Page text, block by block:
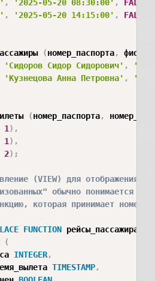
, '2025-05-20 08:30:00' , FALSE
, '2025-05-20 14:15:00' , FALSE
(номер_паспорта, фио
'Сидоров Сидор Сидорович' ,
'Кузнецова Анна Петровна' ,
(номер_паспорта,
1 ) ,
1 ) ,
2) ;
(VIEW) для отображения
обычно понимается
которая принимает номер
FUNCTION рейсы_пассажира
(
INTEGER,
TIMESTAMP,